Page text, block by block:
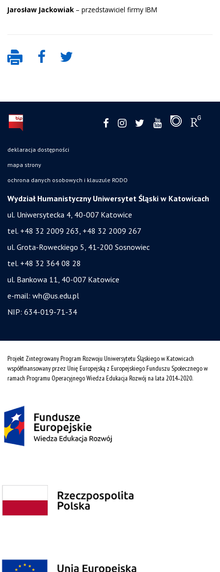
Jarosław Jackowiak – przedstawiciel firmy IBM
deklaracja dostępności
mapa strony
ochrona danych osobowych i klauzule RODO
Wydział Humanistyczny Uniwersytet Śląski w Katowicach
ul. Uniwersytecka 4, 40-007 Katowice
tel. +48 32 2009 263, +48 32 2009 267
ul. Grota-Roweckiego 5, 41-200 Sosnowiec
tel. +48 32 364 08 28
ul. Bankowa 11, 40-007 Katowice
e-mail: wh@us.edu.pl
NIP: 634-019-71-34
Projekt Zintegrowany Program Rozwoju Uniwersytetu Śląskiego w Katowicach
współfinansowany przez Unię Europejską z Europejskiego Funduszu Społecznego w
ramach Programu Operacyjnego Wiedza Edukacja Rozwój na lata 2014˗2020.